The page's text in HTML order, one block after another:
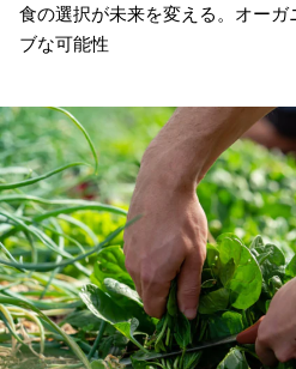
食の選択が未来を変える。オーガ
ブな可能性